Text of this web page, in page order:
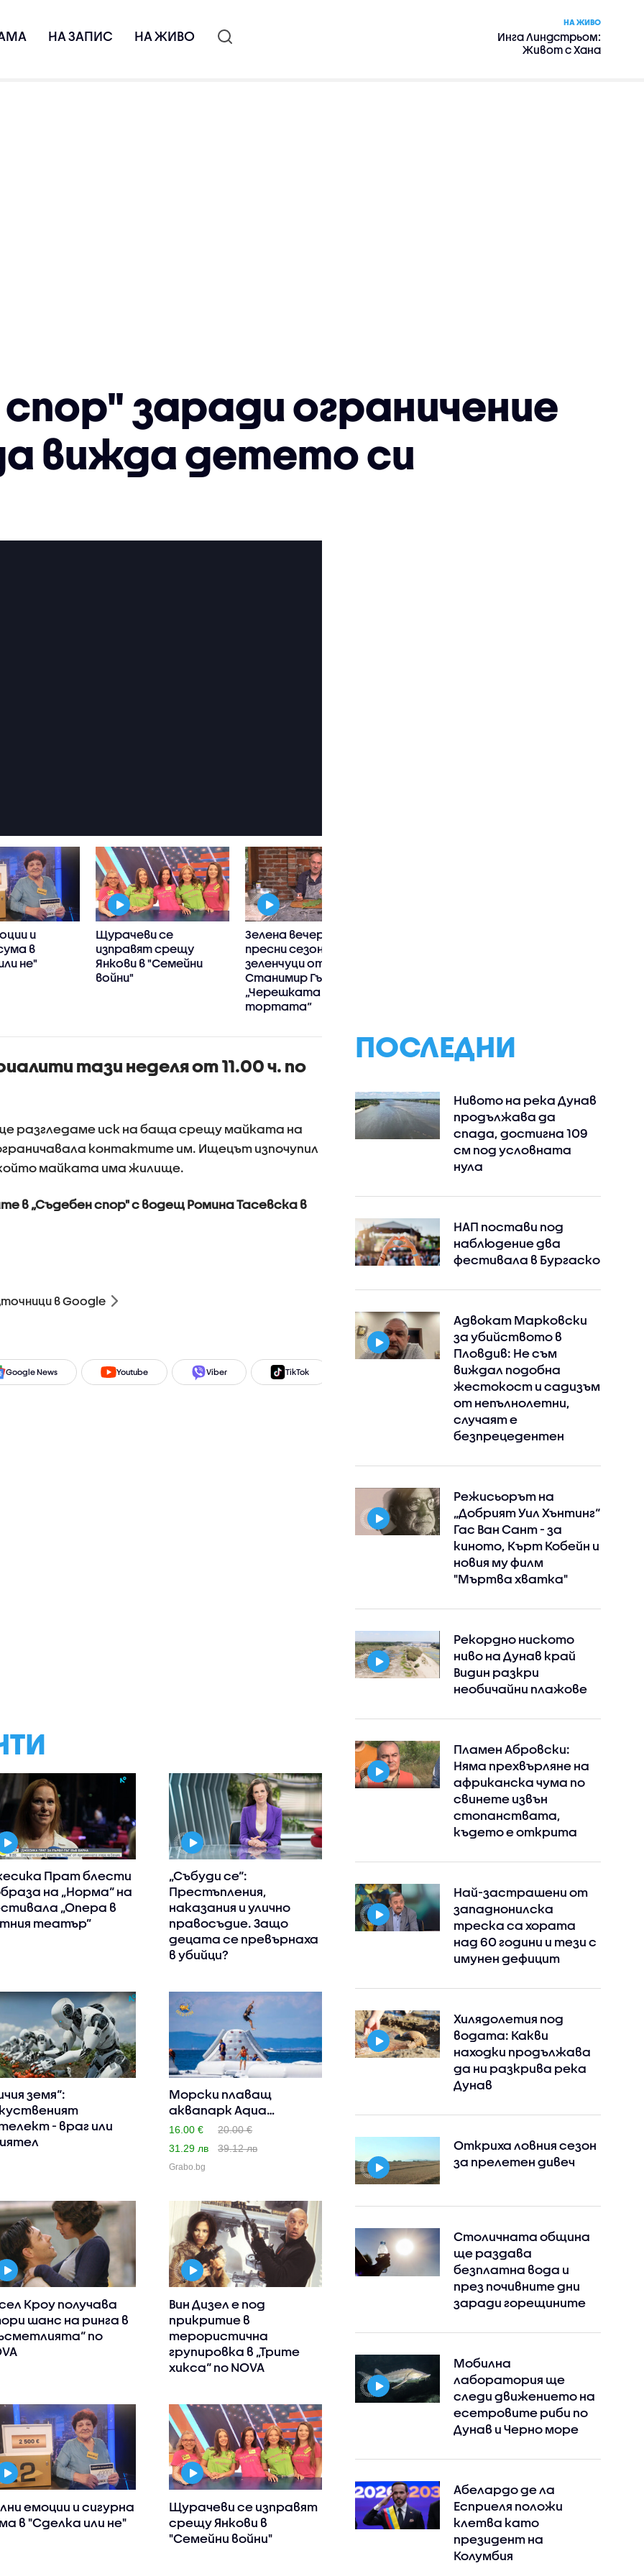
НА ЗАПИС НА ЖИВО
НА ЖИВО
Инга Линдстрьом:
Живот с Хана
заради ограничение
вижда детето си
и
в
не"
Щурачеви се
изправят срещу
Янкови в "Семейни
войни"
Зелена вечеря с
пресни сезонни
зеленчуци от
Станимир Гъмов в
„Черешката на
тортата“
тази неделя от 11.00 ч. по
разгледаме иск на баща срещу майката на
контактите им. Ищецът изпочупил
майката има жилище.
в „Съдебен спор" с водещ Ромина Тасевска в
в Google
Google News Youtube Viber TikTok Facebook
Прат блести
на „Норма“ на
„Опера в
театър”
„Събуди се“:
Престъпления,
наказания и улично
правосъдие. Защо
децата се превърнаха
в убийци?
земя“:
- враг или
Морски плаващ
аквапарк Aqua
Adventure Gold F..
16.00 €
20.00 €
31.29 лв
39.12 лв
Grabo.bg
Кроу получава
шанс на ринга в
по
Вин Дизел е под
прикритие в
терористична
групировка в „Трите
хикса“ по NOVA
емоции и сигурна
в "Сделка или не"
Щурачеви се изправят
срещу Янкови в
"Семейни войни"
ПОСЛЕДНИ
Нивото на река Дунав
продължава да
спада, достигна 109
см под условната
нула
НАП постави под
наблюдение два
фестивала в Бургаско
Адвокат Марковски
за убийството в
Пловдив: Не съм
виждал подобна
жестокост и садизъм
от непълнолетни,
случаят е
безпрецедентен
Режисьорът на
„Добрият Уил Хънтинг“
Гас Ван Сант - за
киното, Кърт Кобейн и
новия му филм
"Мъртва хватка"
Рекордно ниското
ниво на Дунав край
Видин разкри
необичайни плажове
Пламен Абровски:
Няма прехвърляне на
африканска чума по
свинете извън
стопанствата,
където е открита
Най-застрашени от
западнонилска
треска са хората
над 60 години и тези с
имунен дефицит
Хилядолетия под
водата: Какви
находки продължава
да ни разкрива река
Дунав
Откриха ловния сезон
за прелетен дивеч
Столичната община
ще раздава
безплатна вода и
през почивните дни
заради горещините
Мобилна
лаборатория ще
следи движението на
есетровите риби по
Дунав и Черно море
Абелардо де ла
Есприеля положи
клетва като
президент на
Колумбия